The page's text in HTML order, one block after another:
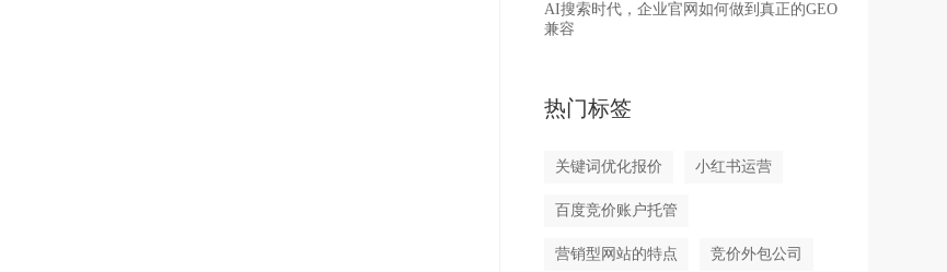
AI搜索时代，企业官网如何做到真正的GEO
兼容
热门标签
关键词优化报价 小红书运营
百度竞价账户托管
营销型网站的特点 竞价外包公司